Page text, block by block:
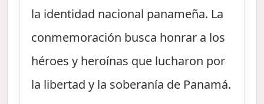
la identidad nacional panameña. La
conmemoración busca honrar a los
héroes y heroínas que lucharon por
la libertad y la soberanía de Panamá.